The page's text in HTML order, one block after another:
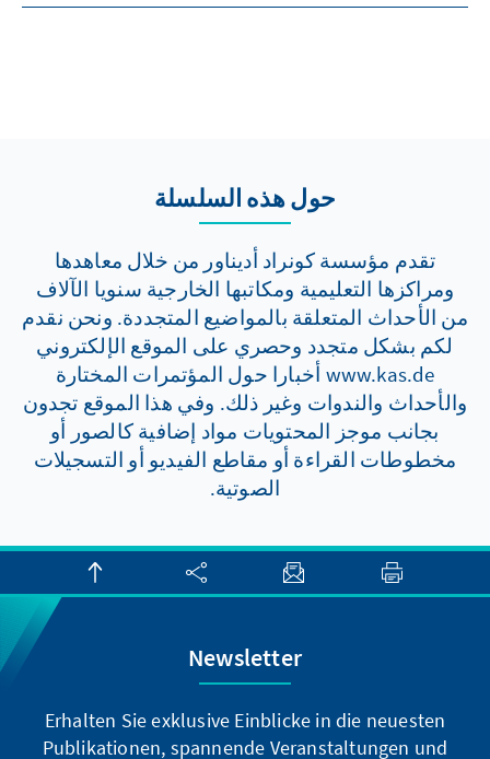
حول هذه السلسلة
تقدم مؤسسة كونراد أديناور من خلال معاهدها
ومراكزها التعليمية ومكاتبها الخارجية سنويا الآلاف
من الأحداث المتعلقة بالمواضيع المتجددة. ونحن نقدم
لكم بشكل متجدد وحصري على الموقع الإلكتروني
www.kas.de أخبارا حول المؤتمرات المختارة
والأحداث والندوات وغير ذلك. وفي هذا الموقع تجدون
بجانب موجز المحتويات مواد إضافية كالصور أو
مخطوطات القراءة أو مقاطع الفيديو أو التسجيلات
الصوتية.
Newsletter
Erhalten Sie exklusive Einblicke in die neuesten
Publikationen, spannende Veranstaltungen und